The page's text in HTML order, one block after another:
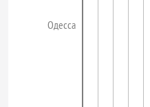
Одесса